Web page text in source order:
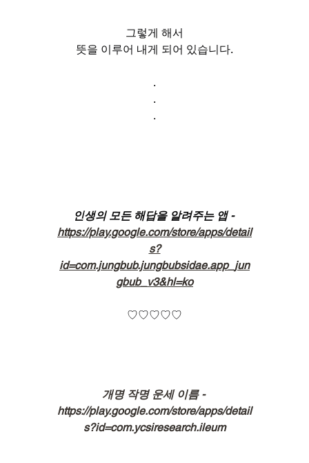
그렇게 해서
뜻을 이루어 내게 되어 있습니다.
.
.
.
인생의 모든 해답을 알려주는 앱 -
https://play.google.com/store/apps/detail
s?
id=com.jungbub.jungbubsidae.app_jun
gbub_v3&hl=ko
♡♡♡♡♡
개명 작명 운세 이름 -
https://play.google.com/store/apps/detail
s?id=com.ycsiresearch.ileum